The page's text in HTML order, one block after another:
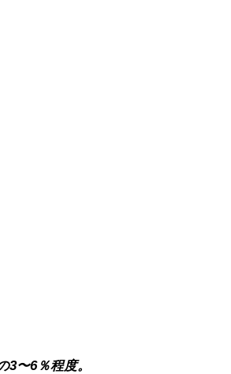
〜6％程度。